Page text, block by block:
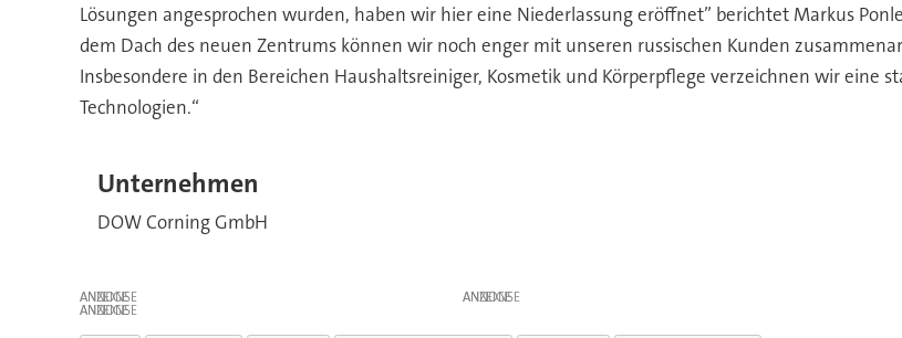
Lösungen angesprochen wurden, haben wir hier eine Niederlassung eröffnet” berichtet Markus
dem Dach des neuen Zentrums können wir noch enger mit unseren russischen Kunden
Insbesondere in den Bereichen Haushaltsreiniger, Kosmetik und Körperpflege verzeichnen wir eine
Technologien.“
Unternehmen
DOW Corning GmbH
ANZEIGE ANZEIGE
ANZEIGE